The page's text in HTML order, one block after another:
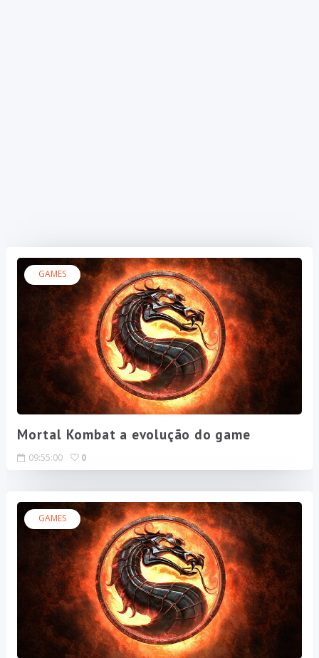
GAMES
Mortal Kombat a evolução do game
09:55:00 0
GAMES